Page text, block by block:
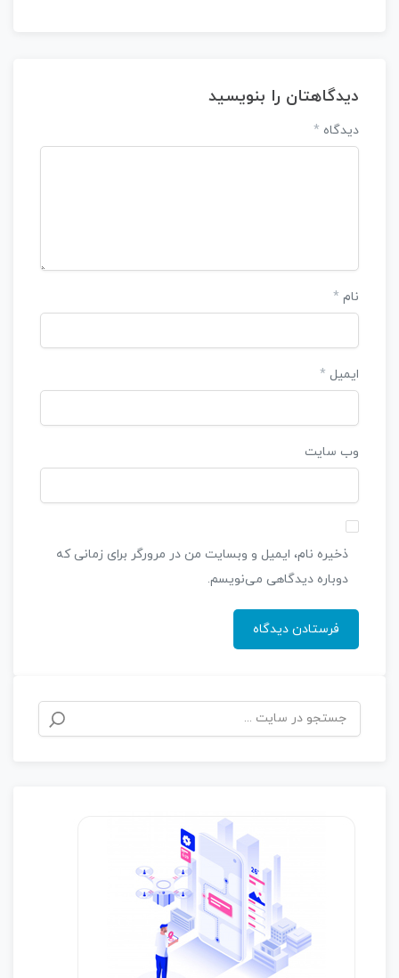
دیدگاهتان را بنویسید
دیدگاه *
نام *
ایمیل *
وب‌ سایت
ذخیره نام، ایمیل و وبسایت من در مرورگر برای زمانی که
دوباره دیدگاهی می‌نویسم.